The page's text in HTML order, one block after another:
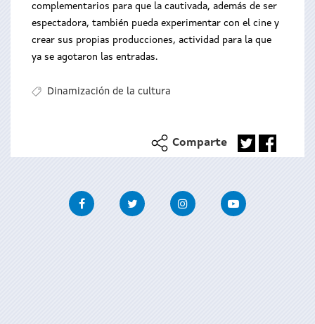
complementarios para que la cautivada, además de ser
espectadora, también pueda experimentar con el cine y
crear sus propias producciones, actividad para la que
ya se agotaron las entradas.
Dinamización de la cultura
Comparte
FacebookTwitter InstagramYoutube